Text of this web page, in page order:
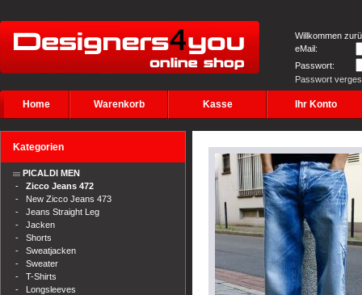
Willkommen
eMail:
Passwort:
Passwort
Home Warenkorb Kasse Ihr Konto
Kategorien
PICALDI MEN
- Zicco Jeans 472
- New Zicco Jeans 473
- Jeans Straight Leg
- Jacken
- Shorts
- Sweatjacken
- Sweater
- T-Shirts
- Longsleeves